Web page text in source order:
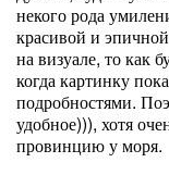
некого рода
красивой и
на визуале, то как
когда картинку
подробностями.
удобное))), хотя
провинцию у моря.